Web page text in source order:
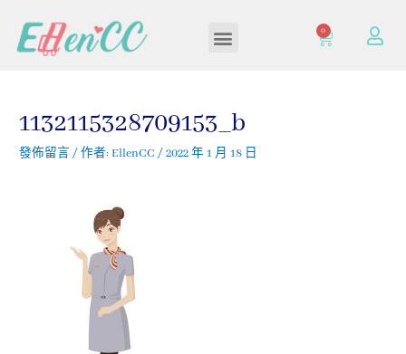
0
1132115328709153_b
發佈留言 / 作者:EllenCC/2022 年 1 月 18 日